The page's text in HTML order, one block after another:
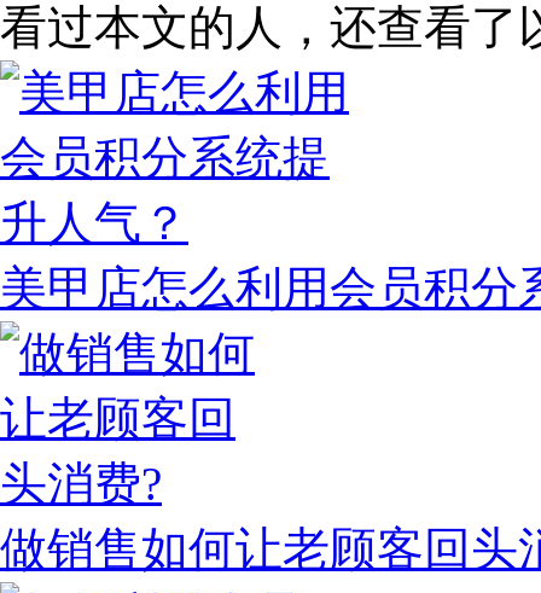
看过本文的人，还查看了
美甲店怎么利用会员积分
做销售如何让老顾客回头